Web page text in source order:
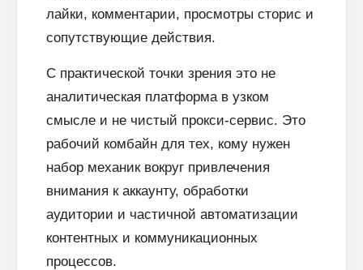
лайки, комментарии, просмотры сторис и
сопутствующие действия.
С практической точки зрения это не
аналитическая платформа в узком
смысле и не чистый прокси-сервис. Это
рабочий комбайн для тех, кому нужен
набор механик вокруг привлечения
внимания к аккаунту, обработки
аудитории и частичной автоматизации
контентных и коммуникационных
процессов.